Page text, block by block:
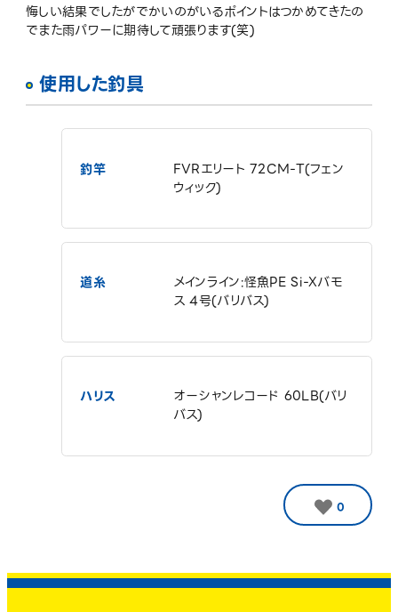
悔しい結果でしたがでかいのがいるポイントはつかめてきたの
でまた雨パワーに期待して頑張ります(笑)
使用した釣具
釣竿
FVRエリート 72CM-T(フェン
ウィック)
道糸
メインライン:怪魚PE Si-Xバモ
ス 4号(バリバス)
ハリス
オーシャンレコード 60LB(バリ
バス)
0